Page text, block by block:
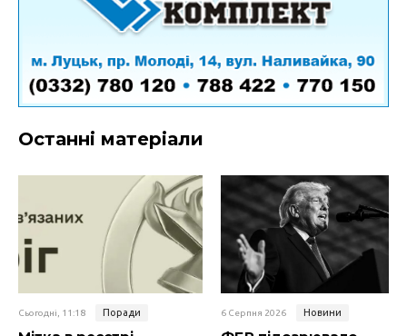
Останні матеріали
Сьогодні, 11:18 Поради 6 Серпня 2026 Новини